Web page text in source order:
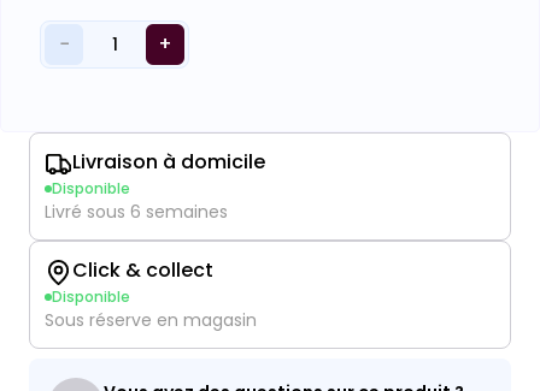
− 1 +
Livraison à domicile
Disponible
Livré sous 6 semaines
Click & collect
Disponible
Sous réserve en magasin